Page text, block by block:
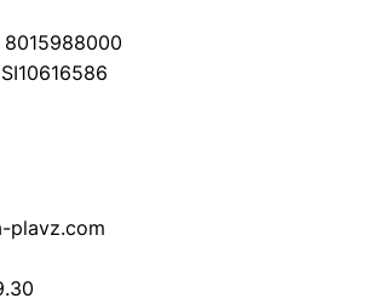
plavz.com